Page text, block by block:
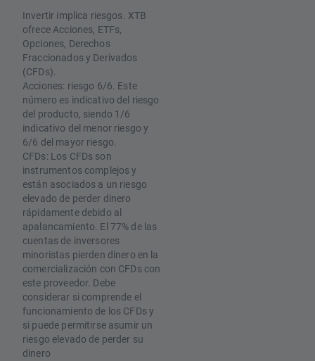
Invertir implica riesgos. XTB
ofrece Acciones, ETFs,
Opciones, Derechos
Fraccionados y Derivados
(CFDs).
Acciones: riesgo 6/6. Este
número es indicativo del riesgo
del producto, siendo 1/6
indicativo del menor riesgo y
6/6 del mayor riesgo.
CFDs: Los CFDs son
instrumentos complejos y
están asociados a un riesgo
elevado de perder dinero
rápidamente debido al
apalancamiento. El 77% de las
cuentas de inversores
minoristas pierden dinero en la
comercialización con CFDs con
este proveedor. Debe
considerar si comprende el
funcionamiento de los CFDs y
si puede permitirse asumir un
riesgo elevado de perder su
dinero